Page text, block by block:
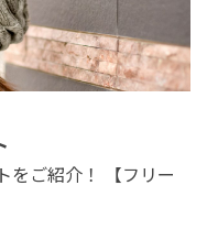
をご紹介！ 【フリー